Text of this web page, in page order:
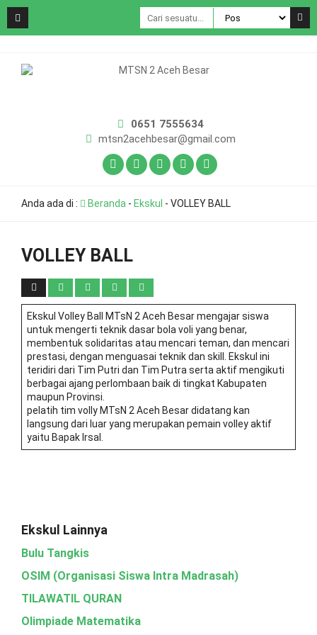
0651 7555634
mtsn2acehbesar@gmail.com
Anda ada di : Beranda - Ekskul - VOLLEY BALL
VOLLEY BALL
Ekskul Volley Ball MTsN 2 Aceh Besar mengajar siswa
untuk mengerti teknik dasar bola voli yang benar,
membentuk solidaritas atau mencari teman, dan mencari
prestasi, dengan menguasai teknik dan skill. Ekskul ini
teridiri dari Tim Putri dan Tim Putra serta aktif mengikuti
berbagai ajang perlombaan baik di tingkat Kabupaten
maupun Provinsi.
pelatih tim volly MTsN 2 Aceh Besar didatang kan
langsung dari luar yang merupakan pemain volley aktif
yaitu Bapak Irsal.
Ekskul Lainnya
Bulu Tangkis
OSIM (Organisasi Siswa Intra Madrasah)
TILAWATIL QURAN
Olimpiade Matematika